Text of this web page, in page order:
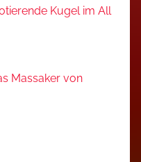
Kugel im All
Massaker von